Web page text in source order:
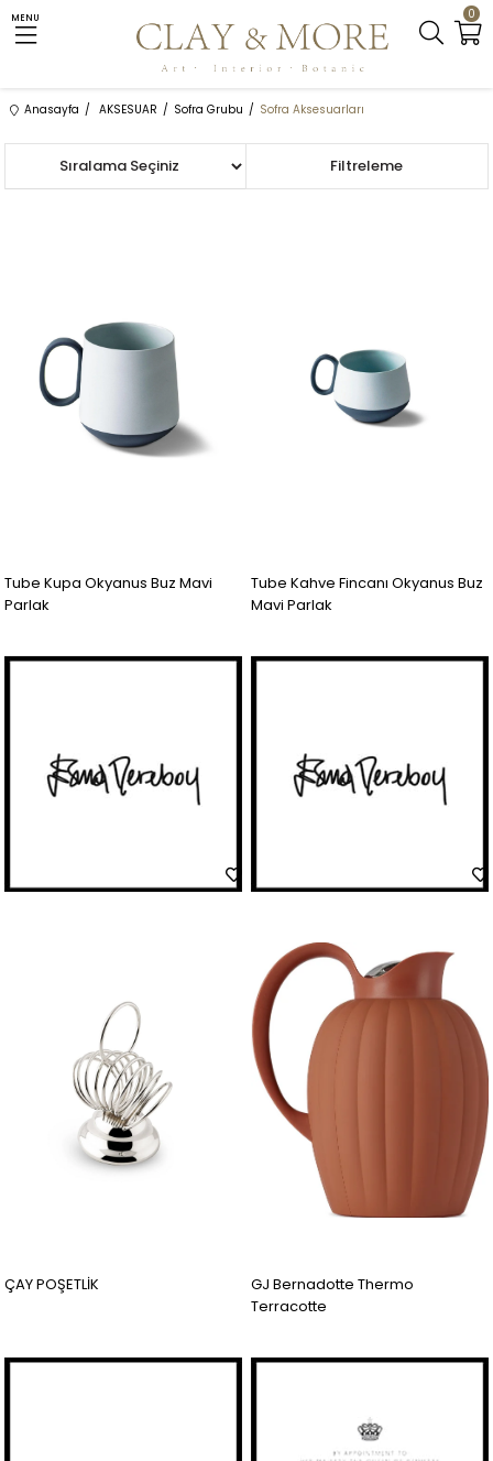
0
MENU
Anasayfa AKSESUAR Sofra Grubu Sofra Aksesuarları
Filtreleme
Sıralama
Tube Kupa Okyanus Buz Mavi
Parlak
Tube Kahve Fincanı Okyanus Buz
Mavi Parlak
ÇAY POŞETLİK
GJ Bernadotte Thermo
Terracotte